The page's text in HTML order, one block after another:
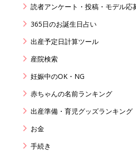
読者アンケート・投稿・モデル応
365日のお誕生日占い
出産予定日計算ツール
産院検索
妊娠中のOK・NG
赤ちゃんの名前ランキング
出産準備・育児グッズランキング
お金
手続き